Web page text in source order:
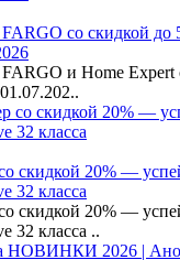
со скидкой
и Home Expert
скидкой 20% —
32 класса
скидкой 20% —
32 класса ..